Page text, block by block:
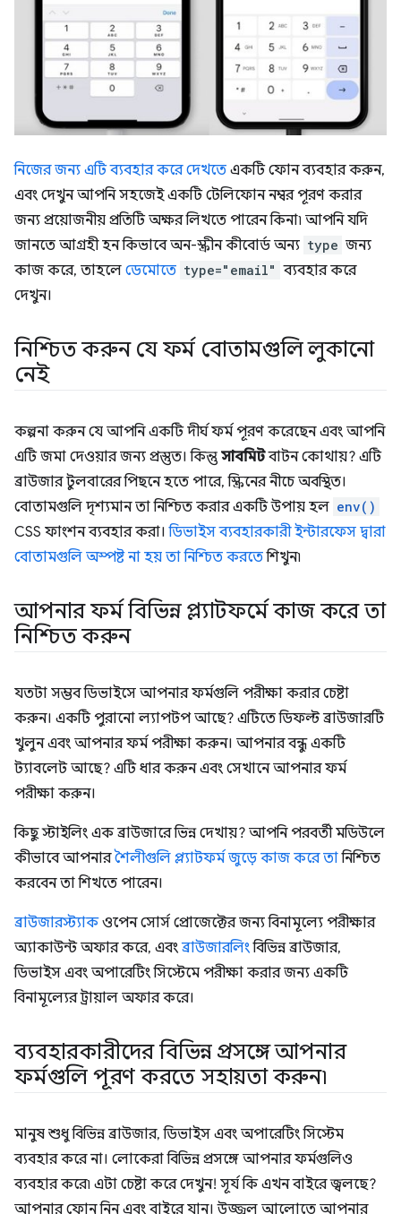
নিজের জন্য এটি ব্যবহার করে দেখতে একটি ফোন ব্যবহার করুন,
এবং দেখুন আপনি সহজেই একটি টেলিফোন নম্বর পূরণ করার
জন্য প্রয়োজনীয় প্রতিটি অক্ষর লিখতে পারেন কিনা৷ আপনি যদি
জানতে আগ্রহী হন কিভাবে অন-স্ক্রীন কীবোর্ড অন্য type জন্য
কাজ করে, তাহলে ডেমোতে type="email" ব্যবহার করে
দেখুন।
নিশ্চিত করুন যে ফর্ম বোতামগুলি লুকানো
নেই
কল্পনা করুন যে আপনি একটি দীর্ঘ ফর্ম পূরণ করেছেন এবং আপনি
এটি জমা দেওয়ার জন্য প্রস্তুত। কিন্তু সাবমিটবাটন কোথায়? এটি
ব্রাউজার টুলবারের পিছনে হতে পারে, স্ক্রিনের নীচে অবস্থিত।
বোতামগুলি দৃশ্যমান তা নিশ্চিত করার একটি উপায় হল env()
CSS ফাংশন ব্যবহার করা।ডিভাইস ব্যবহারকারী ইন্টারফেস দ্বারা
বোতামগুলি অস্পষ্ট না হয় তা নিশ্চিত করতেশিখুন৷
আপনার ফর্ম বিভিন্ন প্ল্যাটফর্মে কাজ করে তা
নিশ্চিত করুন
যতটা সম্ভব ডিভাইসে আপনার ফর্মগুলি পরীক্ষা করার চেষ্টা
করুন। একটি পুরানো ল্যাপটপ আছে? এটিতে ডিফল্ট ব্রাউজারটি
খুলুন এবং আপনার ফর্ম পরীক্ষা করুন। আপনার বন্ধু একটি
ট্যাবলেট আছে? এটি ধার করুন এবং সেখানে আপনার ফর্ম
পরীক্ষা করুন।
কিছু স্টাইলিং এক ব্রাউজারে ভিন্ন দেখায়? আপনি পরবর্তী মডিউলে
কীভাবে আপনারশৈলীগুলি প্ল্যাটফর্ম জুড়ে কাজ করে তানিশ্চিত
করবেন তা শিখতে পারেন।
ব্রাউজারস্ট্যাকওপেন সোর্স প্রোজেক্টের জন্য বিনামূল্যে পরীক্ষার
অ্যাকাউন্ট অফার করে, এবং ব্রাউজারলিংবিভিন্ন ব্রাউজার,
ডিভাইস এবং অপারেটিং সিস্টেমে পরীক্ষা করার জন্য একটি
বিনামূল্যের ট্রায়াল অফার করে।
ব্যবহারকারীদের বিভিন্ন প্রসঙ্গে আপনার
ফর্মগুলি পূরণ করতে সহায়তা করুন৷
মানুষ শুধু বিভিন্ন ব্রাউজার, ডিভাইস এবং অপারেটিং সিস্টেম
ব্যবহার করে না। লোকেরা বিভিন্ন প্রসঙ্গে আপনার ফর্মগুলিও
ব্যবহার করে৷ এটা চেষ্টা করে দেখুন! সূর্য কি এখন বাইরে জ্বলছে?
আপনার ফোন নিন এবং বাইরে যান। উজ্জ্বল আলোতে আপনার